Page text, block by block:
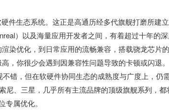
件生态系统。这正是高通历经多代旗舰打磨所建立
）以及海量应用开发者之间，有着超过十年的
染优化，到日常应用的流畅兼容，搭载骁龙芯片
，你很少会遇到因兼容性问题导致的卡顿或闪退。
错，但在软硬件协同生态的成熟度与广度上，仍
尼、三星，几乎所有主流品牌的顶级旗舰系列，都
属优化。